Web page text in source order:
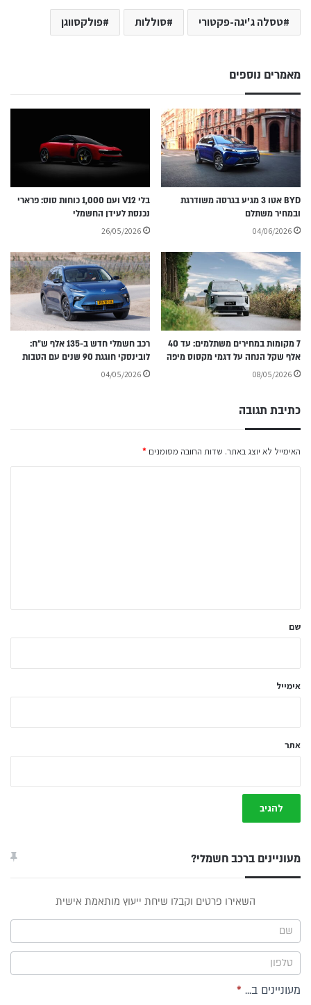
טסלה ג'יגה-פקטורי סוללות פולקסווגן
מאמרים נוספים
BYD אטו 3 מגיע בגרסה משודרגת
ובמחיר משתלם
04/06/2026
בלי V12 ועם 1,000 כוחות סוס: פרארי
נכנסת לעידן החשמלי
26/05/2026
7 מקומות במחירים משתלמים: עד 40
אלף שקל הנחה על דגמי מקסוס מיפה
08/05/2026
רכב חשמלי חדש ב-135 אלף ש״ח:
לובינסקי חוגגת 90 שנים עם הטבות
04/05/2026
כתיבת תגובה
האימייל לא יוצג באתר. שדות החובה מסומנים *
ל
שם
אימייל
אתר
מעוניינים ברכב חשמלי?
תפריט
צד
השאירו פרטים וקבלו שיחת ייעוץ מותאמת אישית
מעוניינים ב... *